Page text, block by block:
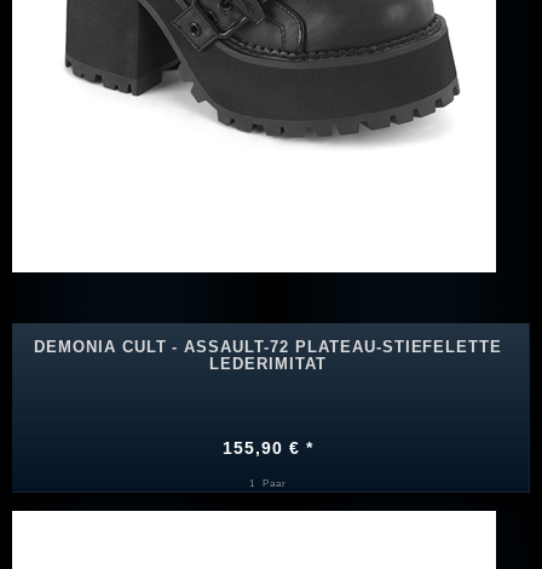
DEMONIA CULT - ASSAULT-72 PLATEAU-STIEFELETTE
LEDERIMITAT
155,90 € *
1 Paar